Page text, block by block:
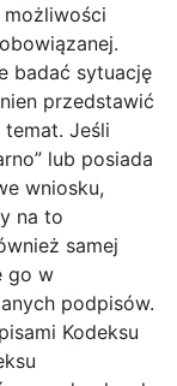
możliwości
badać sytuację
przedstawić
Jeśli
lub posiada
wniosku,
na to
samej
go w
podpisów.
Kodeksu